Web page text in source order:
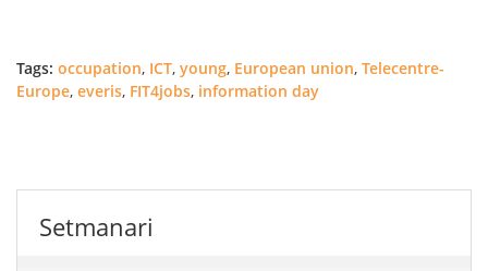
Tags: occupation, ICT, young, European union, Telecentre-
Europe, everis, FIT4jobs, information day
Setmanari